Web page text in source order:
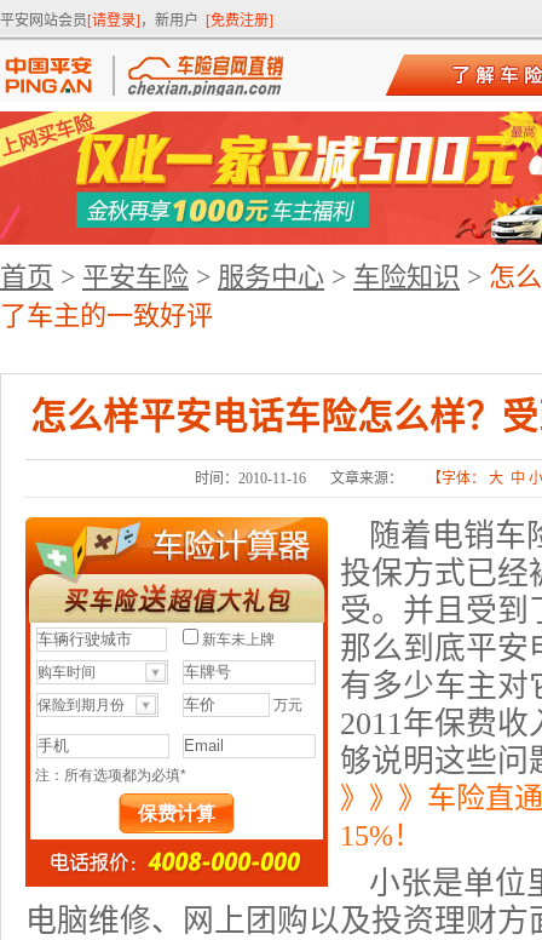
平安网站会员[请登录] ，新用户 [免费注册]
首页 > 平安车险 > 服务中心 > 车险知识 > 怎
了车主的一致好评
怎么样平安电话车险怎么样？
时间：2010-11-16 文章来源： 【字体： 大 中 小
随着电销车
投保方式已经
受。并且受到
那么到底平安
有多少车主对
2011年保费
够说明这些问
》》》车险直
15%！
小张是单位
电脑维修、网上团购以及投资理财